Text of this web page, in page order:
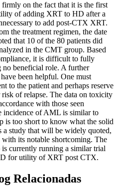
on the fact that it is the first
of adding XRT to HD after a
to add post-CTX XRT.
the treatment regimen, the date
that 10 of the 80 patients did
in the CMT group. Based
it is difficult to fully
no beneficial role. A further
been helpful. One must
to the patient and perhaps reserve
of relapse. The data on toxicity
with those seen
incidence of AML is similar to
is too short to know what the solid
study that will be widely quoted,
its notable shortcoming. The
currently running a similar trial
for utility of XRT post CTX.
Relacionadas